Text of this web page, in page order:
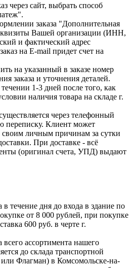
через сайт, выбрать способ
заказа "Дополнительная
Вашей организации (ИНН,
и фактический адрес
на E-mail придет счет на
на указанный в заказе номер
заказа и уточнения деталей.
1-3 дней после того, как
наличия товара на складе г.
через телефонный
переписку. Клиент может
своим личным причинам за сутки
При доставке - всё
(оригинал счета, УПД) выдают
в течение дня до входа в здание по
от 8 000 рублей, при покупке
600 руб. в черте г.
всего ассортимента нашего
до склада транспортной
Флагман) в Комсомольске-на-